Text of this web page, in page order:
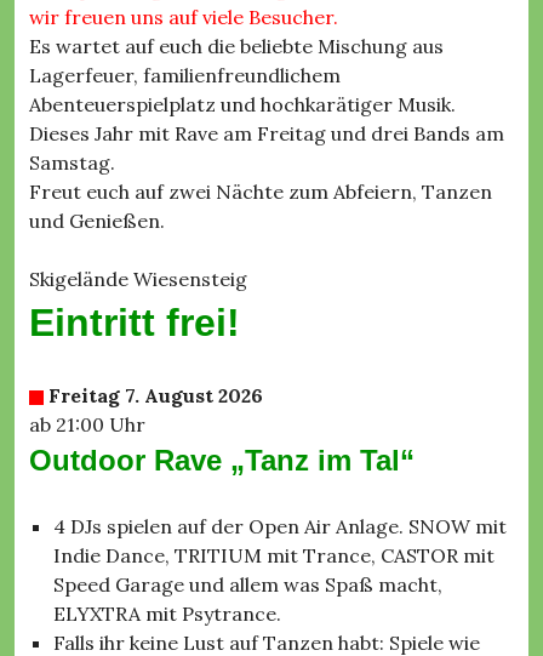
wir freuen uns auf viele Besucher.
Es wartet auf euch die beliebte Mischung aus
Lagerfeuer, familienfreundlichem
Abenteuerspielplatz und hochkarätiger Musik.
Dieses Jahr mit Rave am Freitag und drei Bands am
Samstag.
Freut euch auf zwei Nächte zum Abfeiern, Tanzen
und Genießen.
Skigelände Wiesensteig
Eintritt frei!
Freitag 7. August 2026
ab 21:00 Uhr
Outdoor Rave „Tanz im Tal“
4 DJs spielen auf der Open Air Anlage. SNOW mit
Indie Dance, TRITIUM mit Trance, CASTOR mit
Speed Garage und allem was Spaß macht,
ELYXTRA mit Psytrance.
Falls ihr keine Lust auf Tanzen habt: Spiele wie